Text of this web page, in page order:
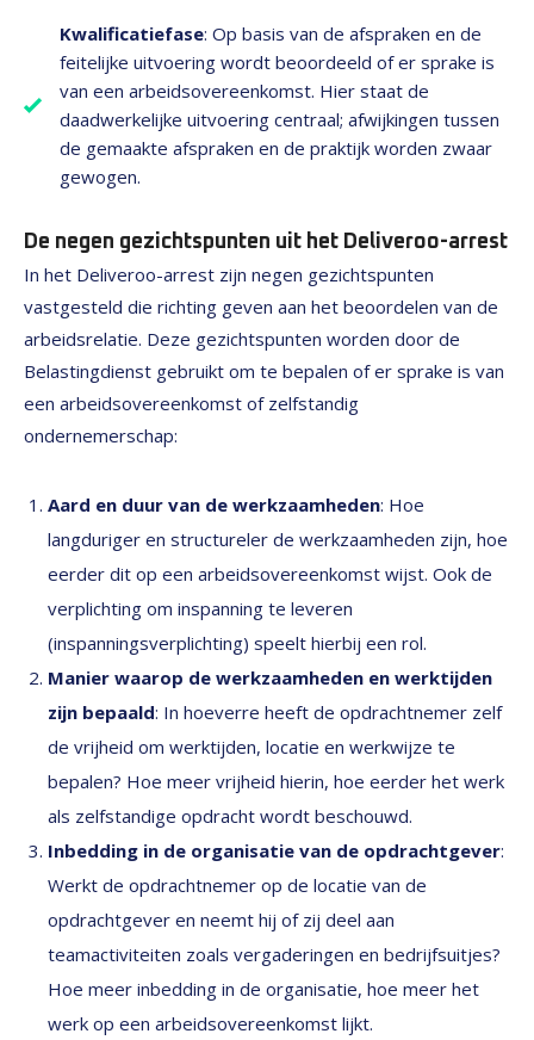
Kwalificatiefase: Op basis van de afspraken en de
feitelijke uitvoering wordt beoordeeld of er sprake is
van een arbeidsovereenkomst. Hier staat de
daadwerkelijke uitvoering centraal; afwijkingen tussen
de gemaakte afspraken en de praktijk worden zwaar
gewogen.
De negen gezichtspunten uit het Deliveroo-arrest
In het Deliveroo-arrest zijn negen gezichtspunten
vastgesteld die richting geven aan het beoordelen van de
arbeidsrelatie. Deze gezichtspunten worden door de
Belastingdienst gebruikt om te bepalen of er sprake is van
een arbeidsovereenkomst of zelfstandig
ondernemerschap:
Aard en duur van de werkzaamheden: Hoe
langduriger en structureler de werkzaamheden zijn, hoe
eerder dit op een arbeidsovereenkomst wijst. Ook de
verplichting om inspanning te leveren
(inspanningsverplichting) speelt hierbij een rol.
Manier waarop de werkzaamheden en werktijden
zijn bepaald: In hoeverre heeft de opdrachtnemer zelf
de vrijheid om werktijden, locatie en werkwijze te
bepalen? Hoe meer vrijheid hierin, hoe eerder het werk
als zelfstandige opdracht wordt beschouwd.
Inbedding in de organisatie van de opdrachtgever:
Werkt de opdrachtnemer op de locatie van de
opdrachtgever en neemt hij of zij deel aan
teamactiviteiten zoals vergaderingen en bedrijfsuitjes?
Hoe meer inbedding in de organisatie, hoe meer het
werk op een arbeidsovereenkomst lijkt.